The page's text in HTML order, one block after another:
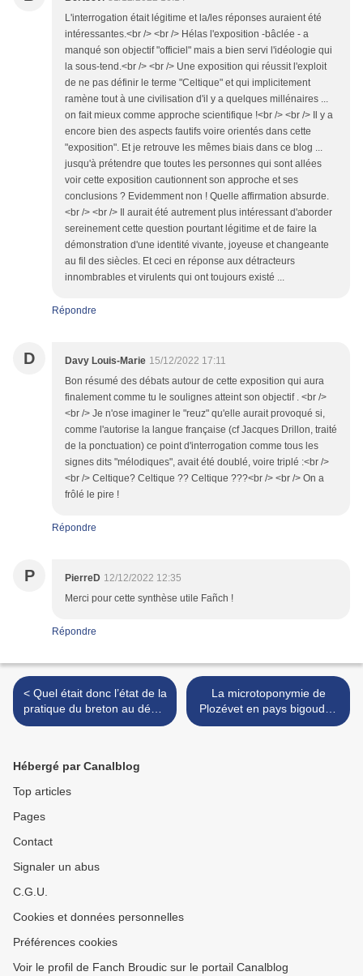
L'interrogation était légitime et la/les réponses auraient été
intéressantes.<br /> <br /> Hélas l'exposition -bâclée - a
manqué son objectif "officiel" mais a bien servi l'idéologie qui
la sous-tend.<br /> <br /> Une exposition qui réussit l'exploit
de ne pas définir le terme "Celtique" et qui implicitement
ramène tout à une civilisation d'il y a quelques millénaires ...
on fait mieux comme approche scientifique !<br /> <br /> Il y a
encore bien des aspects fautifs voire orientés dans cette
"exposition". Et je retrouve les mêmes biais dans ce blog ...
jusqu'à prétendre que toutes les personnes qui sont allées
voir cette exposition cautionnent son approche et ses
conclusions ? Evidemment non ! Quelle affirmation absurde.
<br /> <br /> Il aurait été autrement plus intéressant d'aborder
sereinement cette question pourtant légitime et de faire la
démonstration d'une identité vivante, joyeuse et changeante
au fil des siècles. Et ceci en réponse aux détracteurs
innombrables et virulents qui ont toujours existé ...
Répondre
D Davy Louis-Marie 15/12/2022 17:11
Bon résumé des débats autour de cette exposition qui aura
finalement comme tu le soulignes atteint son objectif . <br />
<br /> Je n'ose imaginer le "reuz" qu'elle aurait provoqué si,
comme l'autorise la langue française (cf Jacques Drillon, traité
de la ponctuation) ce point d'interrogation comme tous les
signes dits "mélodiques", avait été doublé, voire triplé :<br />
<br /> Celtique? Celtique ?? Celtique ???<br /> <br /> On a
frôlé le pire !
Répondre
P PierreD 12/12/2022 12:35
Merci pour cette synthèse utile Fañch !
Répondre
< Quel était donc l’état de la
pratique du breton au début
du XXe siècle ?
La microtoponymie de
Plozévet en pays bigouden
: une histoire captivante >
Hébergé par Canalblog
Top articles
Pages
Contact
Signaler un abus
C.G.U.
Cookies et données personnelles
Préférences cookies
Voir le profil de Fanch Broudic sur le portail Canalblog